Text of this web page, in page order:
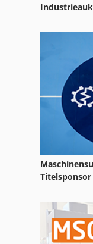
Thomas
Zug Und
Zug Und
Titelsponsor